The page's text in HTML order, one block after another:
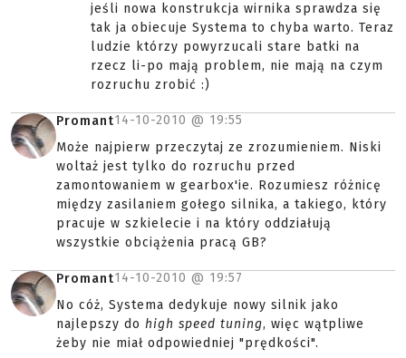
jeśli nowa konstrukcja wirnika sprawdza się
tak ja obiecuje Systema to chyba warto. Teraz
ludzie którzy powyrzucali stare batki na
rzecz li-po mają problem, nie mają na czym
rozruchu zrobić :)
Promant14-10-2010 @ 19:55
Może najpierw przeczytaj ze zrozumieniem. Niski
woltaż jest tylko do rozruchu przed
zamontowaniem w gearbox'ie. Rozumiesz różnicę
między zasilaniem gołego silnika, a takiego, który
pracuje w szkielecie i na który oddziałują
wszystkie obciążenia pracą GB?
Promant14-10-2010 @ 19:57
No cóż, Systema dedykuje nowy silnik jako
najlepszy do high speed tuning, więc wątpliwe
żeby nie miał odpowiedniej "prędkości".